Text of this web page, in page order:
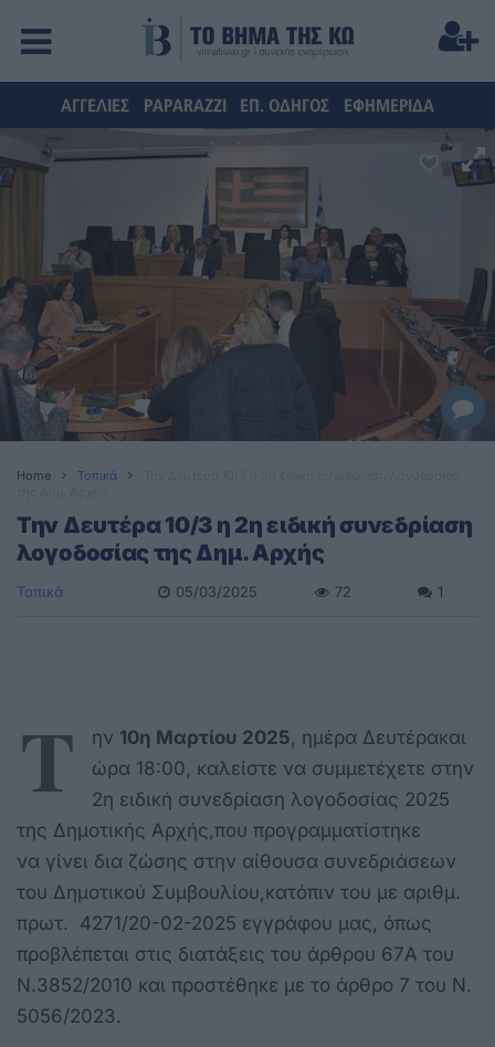
ΑΓΓΕΛΙΕΣ PAPARAZZI ΕΠ. ΟΔΗΓΟΣ ΕΦΗΜΕΡΙΔΑ
Home Τοπικά
Την Δευτέρα 10/3 η 2η ειδική συνεδρίαση
λογοδοσίας της Δημ. Αρχής
Τοπικά 05/03/2025 72 1
Τ ην 10η Μαρτίου 2025 , ημέρα Δευτέρακαι
ώρα 18:00, καλείστε να συμμετέχετε στην
2η ειδική συνεδρίαση λογοδοσίας 2025
της Δημοτικής Αρχής,που προγραμματίστηκε
να γίνει δια ζώσης στην αίθουσα συνεδριάσεων
του Δημοτικού Συμβουλίου,κατόπιν του με αριθμ.
πρωτ. 4271/20-02-2025 εγγράφου μας, όπως
προβλέπεται στις διατάξεις του άρθρου 67Α του
Ν.3852/2010 και προστέθηκε με το άρθρο 7 του Ν.
5056/2023.